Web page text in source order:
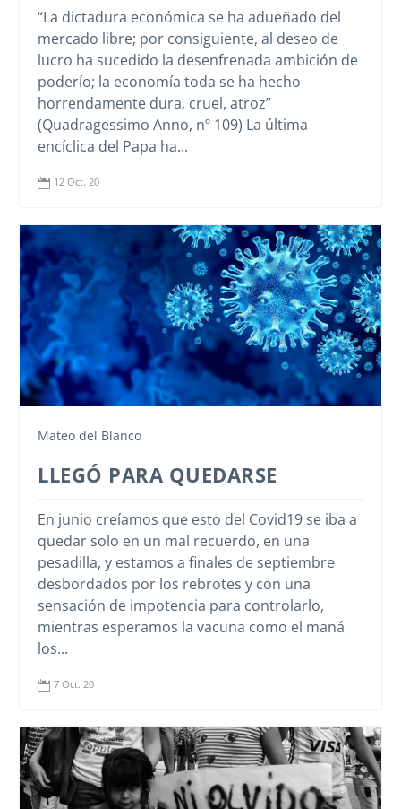
“La dictadura económica se ha adueñado del
mercado libre; por consiguiente, al deseo de
lucro ha sucedido la desenfrenada ambición de
poderío; la economía toda se ha hecho
horrendamente dura, cruel, atroz”
(Quadragessimo Anno, nº 109) La última
encíclica del Papa ha...
 12 Oct. 20
Mateo del Blanco
LLEGÓ PARA QUEDARSE
En junio creíamos que esto del Covid19 se iba a
quedar solo en un mal recuerdo, en una
pesadilla, y estamos a finales de septiembre
desbordados por los rebrotes y con una
sensación de impotencia para controlarlo,
mientras esperamos la vacuna como el maná
los...
 7 Oct. 20